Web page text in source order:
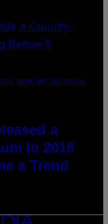
BANK/NBCUNIVERSAL
a
in 2018
a Trend